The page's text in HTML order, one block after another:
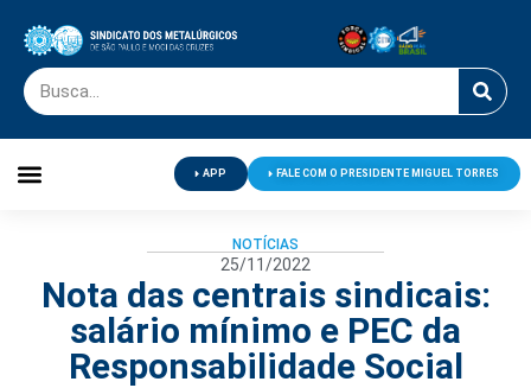
APP FALE COM O PRESIDENTE MIGUEL TORRES
NOTÍCIAS
25/11/2022
Nota das centrais sindicais:
salário mínimo e PEC da
Responsabilidade Social